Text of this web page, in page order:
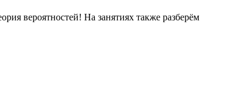
вероятностей! На занятиях также разберём